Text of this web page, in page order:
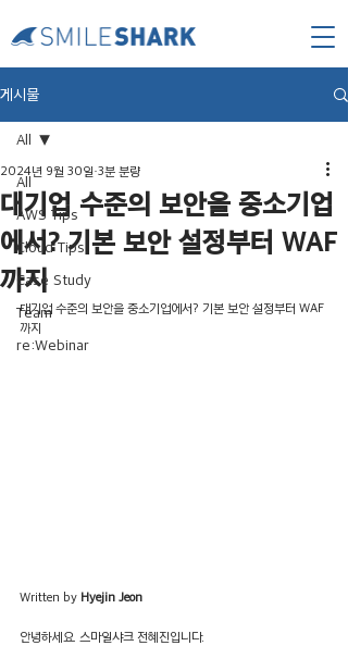
게시물
All
AWS Tips
Cloud Tips
Case Study
Team
re:Webinar
All
대기업 수준의 보안을 중소기업
에서? 기본 보안 설정부터 WAF
까지
2024년 9월 30일 3분 분량
대기업 수준의 보안을 중소기업에서? 기본 보안 설정부터 WAF
까지
Written by Hyejin Jeon
안녕하세요. 스마일샤크 전혜진입니다.